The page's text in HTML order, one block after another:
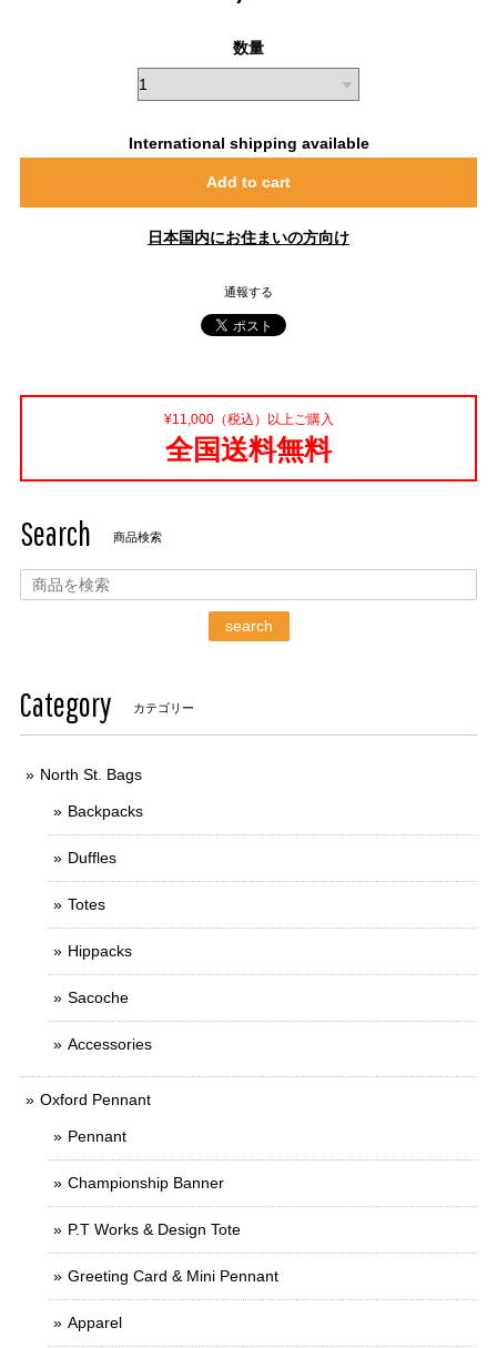
数量
International shipping available
Add to cart
日本国内にお住まいの方向け
通報する
¥11,000（税込）以上ご購入
全国送料無料
Search 商品検索
search
Category カテゴリー
North St. Bags
Backpacks
Duffles
Totes
Hippacks
Sacoche
Accessories
Oxford Pennant
Pennant
Championship Banner
P.T Works & Design Tote
Greeting Card & Mini Pennant
Apparel